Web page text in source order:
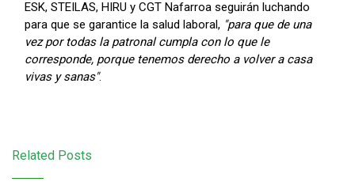
ESK, STEILAS, HIRU y CGT Nafarroa seguirán luchando
para que se garantice la salud laboral, "para que de una
vez por todas la patronal cumpla con lo que le
corresponde, porque tenemos derecho a volver a casa
vivas y sanas".
Related Posts